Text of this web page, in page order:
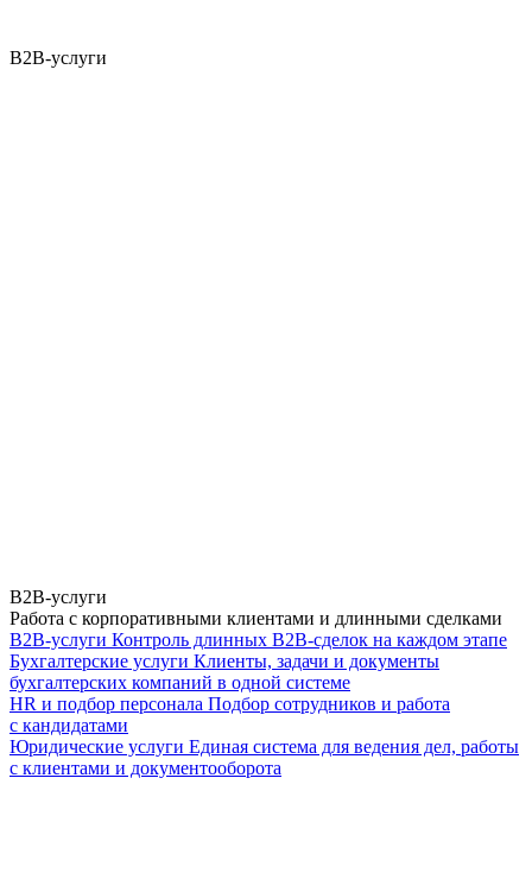
B2B-услуги
B2B-услуги
Работа с корпоративными клиентами и длинными сделками
B2B-услуги Контроль длинных B2B-сделок на каждом этапе
Бухгалтерские услуги Клиенты, задачи и документы
бухгалтерских компаний в одной системе
HR и подбор персонала Подбор сотрудников и работа
с кандидатами
Юридические услуги Единая система для ведения дел, работы
с клиентами и документооборота